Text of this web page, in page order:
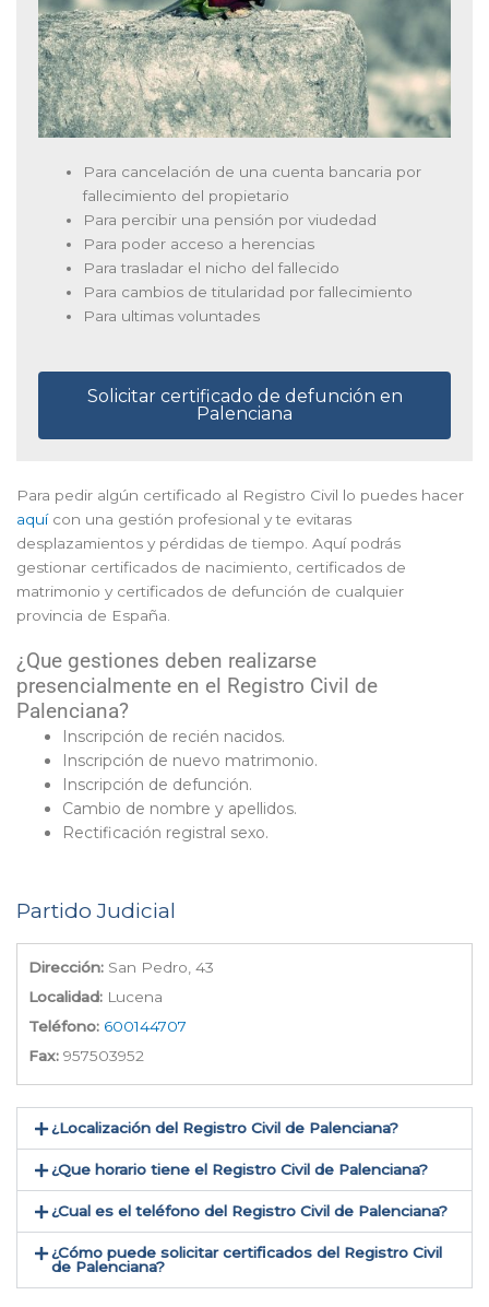
Para cancelación de una cuenta bancaria por
fallecimiento del propietario
Para percibir una pensión por viudedad
Para poder acceso a herencias
Para trasladar el nicho del fallecido
Para cambios de titularidad por fallecimiento
Para ultimas voluntades
Solicitar certificado de defunción en
Palenciana
Para pedir algún certificado al Registro Civil lo puedes hacer
aquícon una gestión profesional y te evitaras
desplazamientos y pérdidas de tiempo. Aquí podrás
gestionar certificados de nacimiento, certificados de
matrimonio y certificados de defunción de cualquier
provincia de España.
¿Que gestiones deben realizarse
presencialmente en el Registro Civil de
Palenciana?
Inscripción de recién nacidos.
Inscripción de nuevo matrimonio.
Inscripción de defunción.
Cambio de nombre y apellidos.
Rectificación registral sexo.
Partido Judicial
Dirección: San Pedro, 43
Localidad: Lucena
Teléfono: 600144707
Fax: 957503952
¿Localización del Registro Civil de Palenciana​?
¿Que horario tiene el Registro Civil de Palenciana?
¿Cual es el teléfono del Registro Civil de Palenciana​?
¿Cómo puede solicitar certificados del Registro Civil
de Palenciana​?